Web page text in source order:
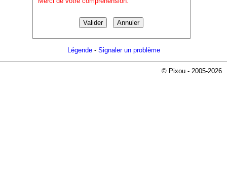
Légende- Signaler un problème
© Pixou - 2005-2026